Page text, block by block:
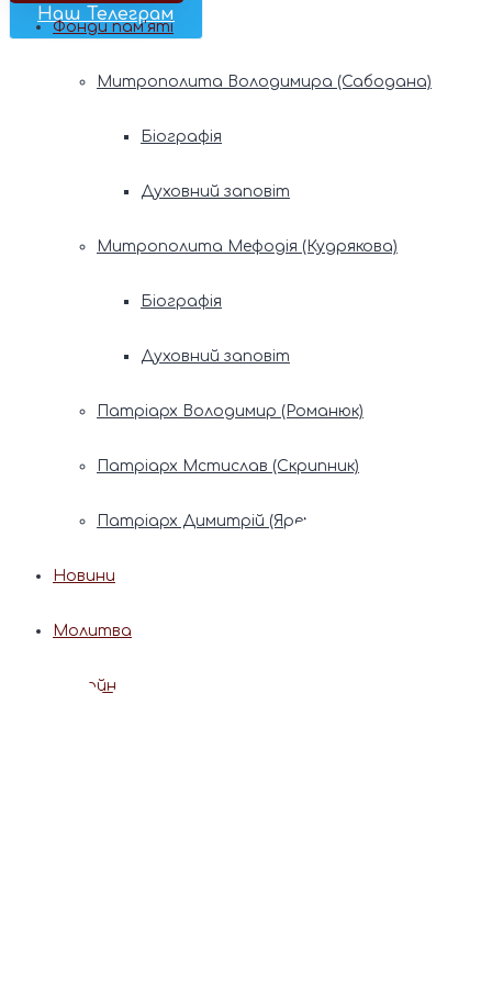
Наш Телеграм
Фонди пам’яті
Митрополита Володимира (Сабодана)
Біографія
Духовний заповіт
Митрополита Мефодія (Кудрякова)
Біографія
Духовний заповіт
Патріарх Володимир (Романюк)
Патріарх Мстислав (Скрипник)
Патріарх Димитрій (Ярема)
Новини
Молитва
Онлайн послуги